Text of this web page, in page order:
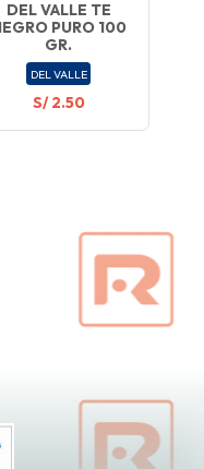
DEL VALLE TE
PURO 100
GR.
DEL VALLE
S/ 2.50